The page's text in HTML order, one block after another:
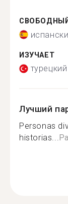
СВОБОДНЫЙ
ИЗУЧАЕТ
турецкий
Лучший
Personas
historias...